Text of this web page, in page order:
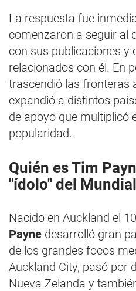
La respuesta fue
comenzaron a seguir al
con sus publicaciones y
relacionados con él. En
trascendió las fronteras
expandió a distintos
de apoyo que multiplicó
popularidad.
Quién es Tim
"ídolo" del
Nacido en Auckland el
Payne desarrolló gran
de los grandes focos
Auckland City, pasó por
Nueva Zelanda y